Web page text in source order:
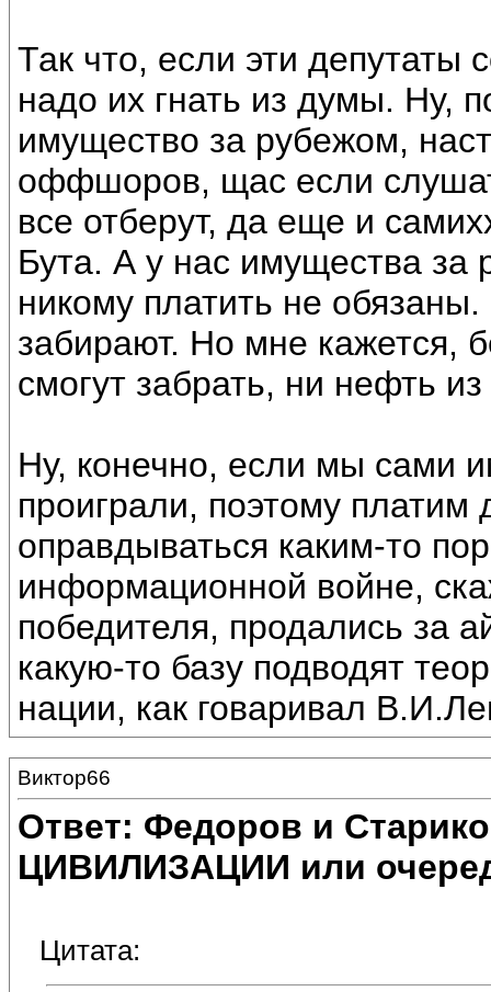
Так что, если эти депутаты
надо их гнать из думы. Ну,
имущество за рубежом,
оффшоров, щас если
все отберут, да еще и
Бута. А у нас имущества за
никому платить не
забирают. Но мне кажется,
смогут забрать, ни нефть
Ну, конечно, если мы сами
проиграли, поэтому платим
оправдываться каким-то
информационной войне,
победителя, продались за
какую-то базу подводят
нации, как говаривал
Виктор66
Ответ: Федоров и
ЦИВИЛИЗАЦИИ или
Цитата: